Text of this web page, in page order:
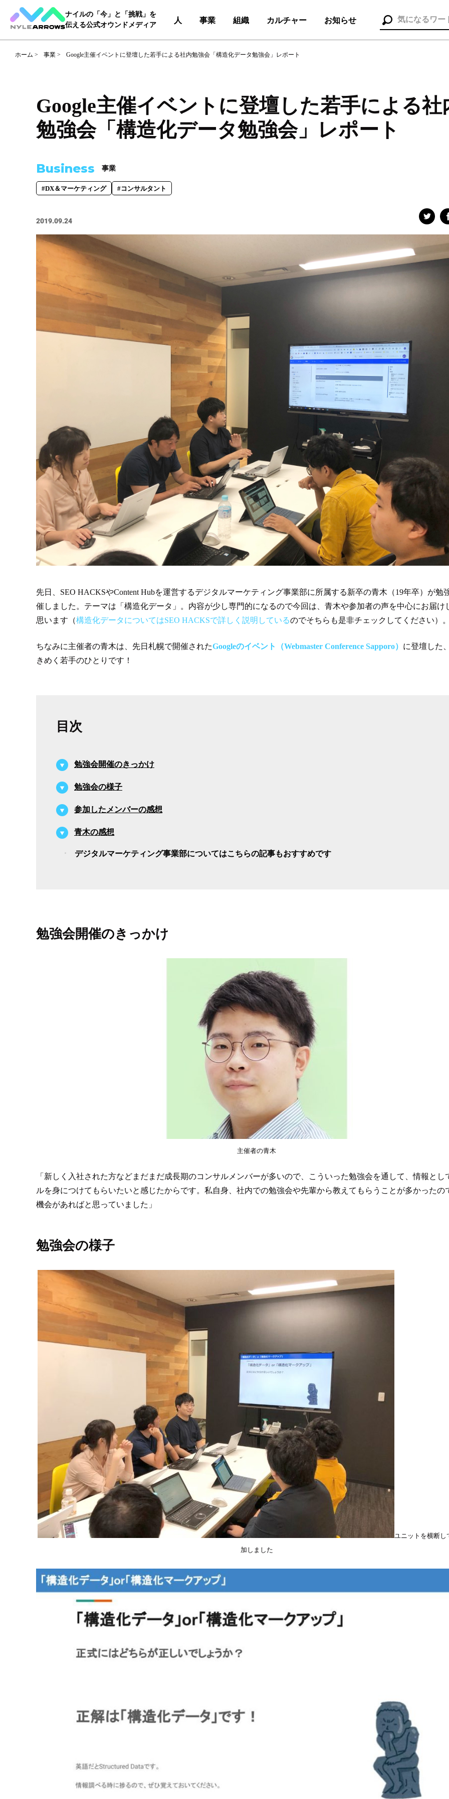
ナイルの「今」と「挑戦」を
伝える公式オウンドメディア
人 事業 組織 カルチャー お知らせ
人（65） 事業（36） 組織（37） お知らせ（25）
事業部 #DX＆マーケティング
テーマ別 #人事からのメッセージ #社内異動
ホーム > 事業 > Google主催イベントに登壇した若手による社内勉強会「構造化データ勉強会」レポート
Google主催イベントに登壇した若手による社
勉強会「構造化データ勉強会」レポート
Business 事業
#DX＆マーケティング #コンサルタント
2019.09.24
先日、SEO HACKSやContent Hubを運営するデジタルマーケティング事業部に所属する新卒の青木（19年卒）が勉
催しました。テーマは「構造化データ」。内容が少し専門的になるので今回は、青木や参加者の声を中心にお届け
思います（構造化データについてはSEO HACKSで詳しく説明しているのでそちらも是非チェックしてください）。
ちなみに主催者の青木は、先日札幌で開催されたGoogleのイベント（Webmaster Conference Sapporo） に登壇した
きめく若手のひとりです！
目次
勉強会開催のきっかけ
勉強会の様子
参加したメンバーの感想
青木の感想
デジタルマーケティング事業部についてはこちらの記事もおすすめです
勉強会開催のきっかけ
主催者の青木
「新しく入社された方などまだまだ成長期のコンサルメンバーが多いので、こういった勉強会を通して、情報とし
ルを身につけてもらいたいと感じたからです。私自身、社内での勉強会や先輩から教えてもらうことが多かったの
機会があればと思っていました」
勉強会の様子
ユニットを横断し
加しました